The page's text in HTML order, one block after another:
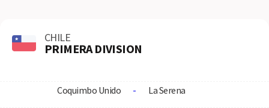
CHILE
PRIMERA DIVISION
Coquimbo Unido - La Serena